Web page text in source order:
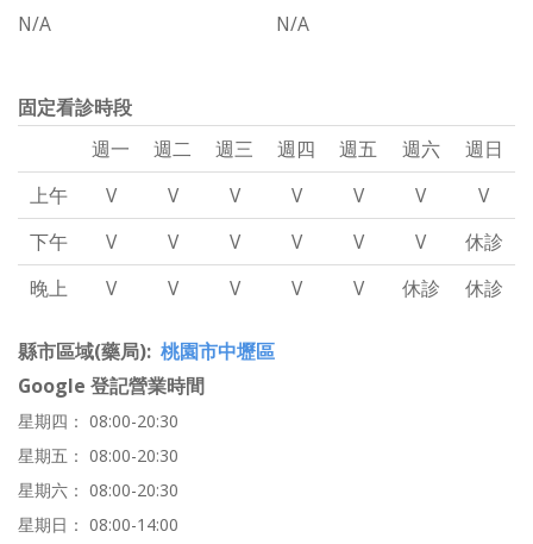
N/A
N/A
固定看診時段
週一
週二 週三 週四 週五 週六
週日
上午
V V V V V V
V
下午
V V V V V V
休診
晚上
V V V V V 休診 休診
縣市區域(藥局) 桃園市中壢區
Google 登記營業時間
星期四： 08:00-20:30
星期五： 08:00-20:30
星期六： 08:00-20:30
星期日： 08:00-14:00